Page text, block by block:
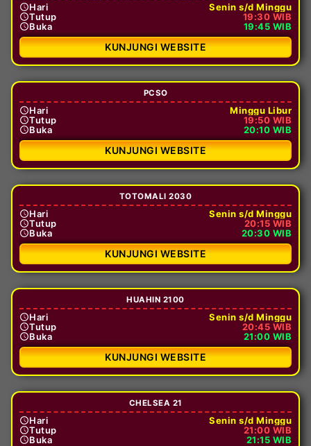
Hari
Senin s/d Minggu
Tutup
19:30 WIB
Buka
19:45 WIB
KUNJUNGI WEBSITE
PCSO
Hari
Minggu Libur
Tutup
19:50 WIB
Buka
20:10 WIB
KUNJUNGI WEBSITE
TOTOMALI 2030
Hari
Senin s/d Minggu
Tutup
20:15 WIB
Buka
20:30 WIB
KUNJUNGI WEBSITE
HUAHIN 2100
Hari
Senin s/d Minggu
Tutup
20:45 WIB
Buka
21:00 WIB
KUNJUNGI WEBSITE
CHELSEA 21
Hari
Senin s/d Minggu
Tutup
21:00 WIB
Buka
21:15 WIB